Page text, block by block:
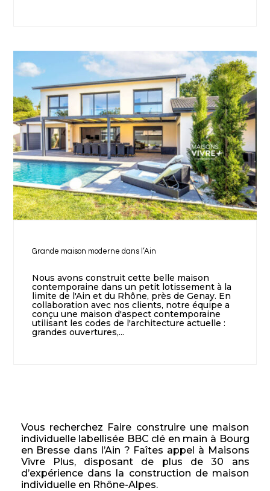
Grande maison moderne dans l’Ain
Nous avons construit cette belle maison
contemporaine dans un petit lotissement à la
limite de l'Ain et du Rhône, près de Genay. En
collaboration avec nos clients, notre équipe a
conçu une maison d'aspect contemporaine
utilisant les codes de l'architecture actuelle :
grandes ouvertures,...
Vous recherchez Faire construire une maison
individuelle labellisée BBC clé en main à Bourg
en Bresse dans l’Ain ? Faîtes appel à Maisons
Vivre Plus, disposant de plus de 30 ans
d’expérience dans la construction de maison
individuelle en Rhône-Alpes.